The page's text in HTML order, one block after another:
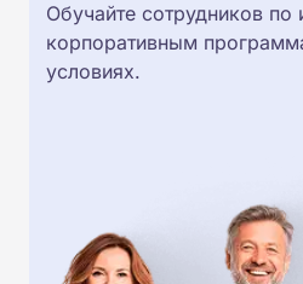
Обучайте сотрудников
корпоративным
условиях.